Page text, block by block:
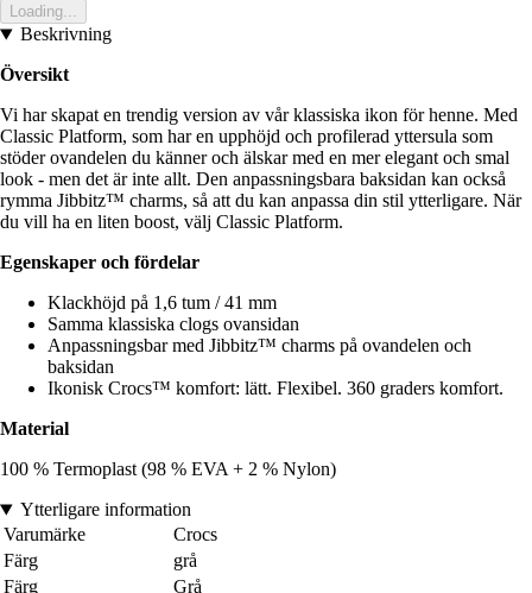
Loading...
Beskrivning
Översikt
Vi har skapat en trendig version av vår klassiska ikon för henne. Med
Classic Platform, som har en upphöjd och profilerad yttersula som
stöder ovandelen du känner och älskar med en mer elegant och smal
look - men det är inte allt. Den anpassningsbara baksidan kan också
rymma Jibbitz™ charms, så att du kan anpassa din stil ytterligare. När
du vill ha en liten boost, välj Classic Platform.
Egenskaper och fördelar
Klackhöjd på 1,6 tum / 41 mm
Samma klassiska clogs ovansidan
Anpassningsbar med Jibbitz™ charms på ovandelen och
baksidan
Ikonisk Crocs™ komfort: lätt. Flexibel. 360 graders komfort.
Material
100 % Termoplast (98 % EVA + 2 % Nylon)
Ytterligare information
Varumärke
Crocs
Färg
grå
Färg
Grå